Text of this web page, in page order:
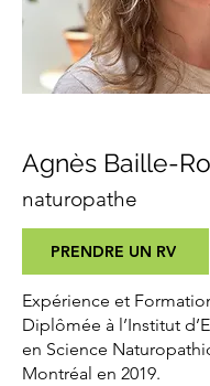
Agnès Baille-
naturopathe
PRENDRE UN RV
Expérience et
Diplômée à l’Institut
en Science
Montréal en 2019.